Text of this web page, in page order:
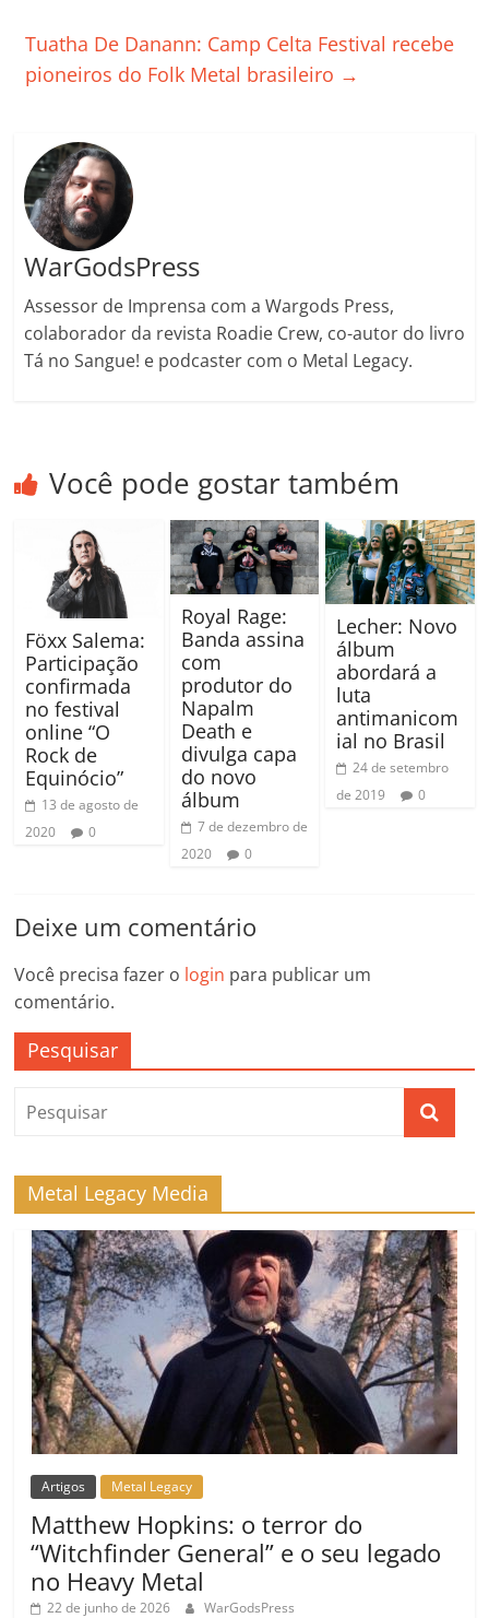
o
k
p a
ss
k h
Tuatha De Danann: Camp Celta Festival recebe
pioneiros do Folk Metal brasileiro →
WarGodsPress
Assessor de Imprensa com a Wargods Press,
colaborador da revista Roadie Crew, co-autor do livro
Tá no Sangue! e podcaster com o Metal Legacy.
Você pode gostar também
Föxx Salema:
Participação
confirmada
no festival
online “O
Rock de
Equinócio”
13 de agosto de
2020
0
Royal Rage:
Banda assina
com
produtor do
Napalm
Death e
divulga capa
do novo
álbum
7 de dezembro de
2020
0
Lecher: Novo
álbum
abordará a
luta
antimanicom
ial no Brasil
24 de setembro
de 2019
0
Deixe um comentário
Você precisa fazer o login para publicar um
comentário.
Pesquisar
Metal Legacy Media
Artigos Metal Legacy
Matthew Hopkins: o terror do
“Witchfinder General” e o seu legado
no Heavy Metal
22 de junho de 2026 WarGodsPress